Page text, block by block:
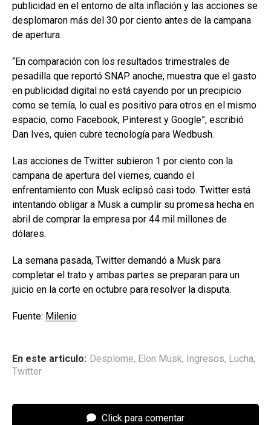
publicidad en el entorno de alta inflación y las acciones se
desplomaron más del 30 por ciento antes de la campana
de apertura.
“En comparación con los resultados trimestrales de
pesadilla que reportó SNAP anoche, muestra que el gasto
en publicidad digital no está cayendo por un precipicio
como se temía, lo cual es positivo para otros en el mismo
espacio, como Facebook, Pinterest y Google”, escribió
Dan Ives, quien cubre tecnología para Wedbush.
Las acciones de Twitter subieron 1 por ciento con la
campana de apertura del viernes, cuando el
enfrentamiento con Musk eclipsó casi todo. Twitter está
intentando obligar a Musk a cumplir su promesa hecha en
abril de comprar la empresa por 44 mil millones de
dólares.
La semana pasada, Twitter demandó a Musk para
completar el trato y ambas partes se preparan para un
juicio en la corte en octubre para resolver la disputa.
Fuente: Milenio
En este articulo: Desplome, Elon Musk, Ingresos, Lucha,
Twitter
Click para comentar